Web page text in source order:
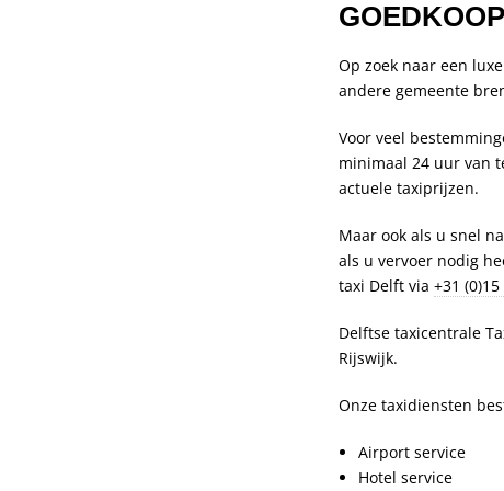
Op zoek naar een
andere gemeente
Voor veel
minimaal 24 uur van
actuele taxiprijzen.
Maar ook als u snel
als u vervoer nodig
taxi Delft via +31
Delftse taxicentrale
Rijswijk.
Onze taxidiensten
Airport service
Hotel service